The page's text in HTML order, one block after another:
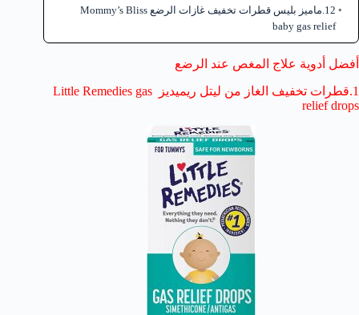
12.ماميز بليس قطرات تخفيف غازات الرضع Mommy’s Bliss
baby gas relief
أفضل أدوية علاج المغص عند الرضع
1.قطرات تخفيف الغاز من ليتل ريميديز Little Remedies gas
relief drops